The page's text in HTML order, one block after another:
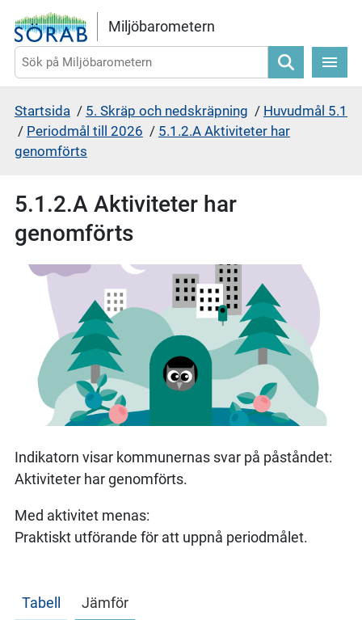
Gå direkt till sidans innehåll
Miljöbarometern
Sök
Startsida / 5. Skräp och nedskräpning / Huvudmål 5.1
/ Periodmål till 2026 / 5.1.2.A Aktiviteter har
genomförts
5.1.2.A Aktiviteter har
genomförts
Indikatorn visar kommunernas svar på påståndet:
Aktiviteter har genomförts.
Med aktivitet menas:
Praktiskt utförande för att uppnå periodmålet.
Tabell Jämför